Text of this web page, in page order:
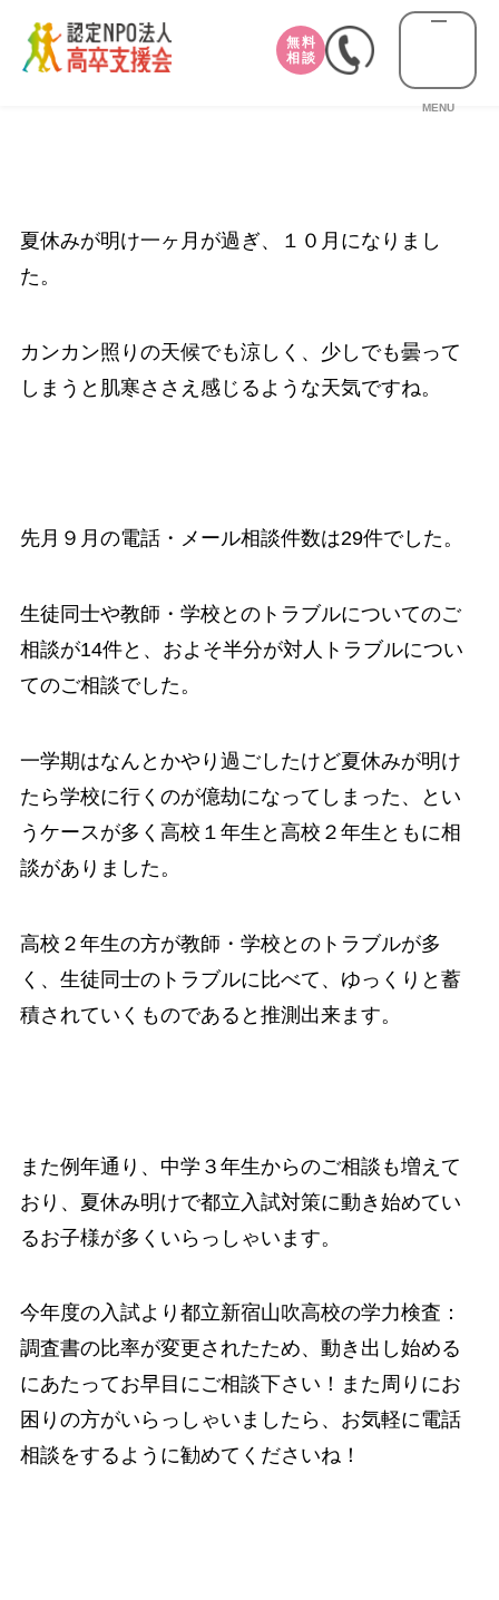
無料
相談
MENU
夏休みが明け一ヶ月が過ぎ、１０月になりまし
た。
カンカン照りの天候でも涼しく、少しでも曇って
しまうと肌寒ささえ感じるような天気ですね。
先月９月の電話・メール相談件数は29件でした。
生徒同士や教師・学校とのトラブルについてのご
相談が14件と、およそ半分が対人トラブルについ
てのご相談でした。
一学期はなんとかやり過ごしたけど夏休みが明け
たら学校に行くのが億劫になってしまった、とい
うケースが多く高校１年生と高校２年生ともに相
談がありました。
高校２年生の方が教師・学校とのトラブルが多
く、生徒同士のトラブルに比べて、ゆっくりと蓄
積されていくものであると推測出来ます。
また例年通り、中学３年生からのご相談も増えて
おり、夏休み明けで都立入試対策に動き始めてい
るお子様が多くいらっしゃいます。
今年度の入試より都立新宿山吹高校の学力検査：
調査書の比率が変更されたため、動き出し始める
にあたってお早目にご相談下さい！また周りにお
困りの方がいらっしゃいましたら、お気軽に電話
相談をするように勧めてくださいね！